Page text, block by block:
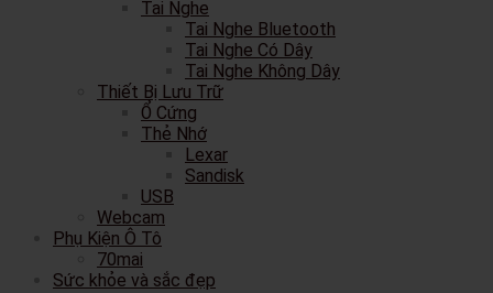
Tai Nghe
Tai Nghe Bluetooth
Tai Nghe Có Dây
Tai Nghe Không Dây
Thiết Bị Lưu Trữ
Ổ Cứng
Thẻ Nhớ
Lexar
Sandisk
USB
Webcam
Phụ Kiện Ô Tô
70mai
Sức khỏe và sắc đẹp